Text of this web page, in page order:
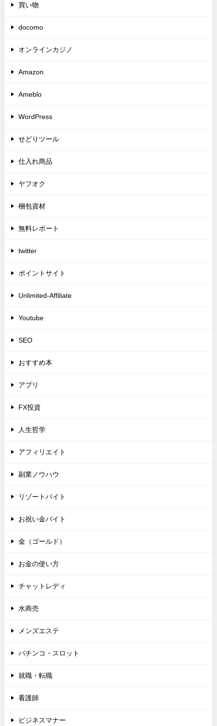
買い物
docomo
オンラインカジノ
Amazon
Ameblo
WordPress
せどりツール
仕入れ商品
ヤフオク
梱包資材
無料レポート
twitter
ポイントサイト
Unlimited-Affiliate
Youtube
SEO
おすすめ本
アプリ
FX投資
人生哲学
アフィリエイト
副業ノウハウ
リゾートバイト
お祝い金バイト
金（ゴールド）
お金の使い方
チャットレディ
水商売
メンズエステ
パチンコ・スロット
就職・転職
看護師
ビジネスマナー